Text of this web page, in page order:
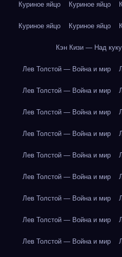
Куриное яйцо Куриное яйцо
Куриное яйцо Куриное яйцо
Кэн Кизи — Над
Лев Толстой — Война и мир
Лев Толстой — Война и мир
Лев Толстой — Война и мир
Лев Толстой — Война и мир
Лев Толстой — Война и мир
Лев Толстой — Война и мир
Лев Толстой — Война и мир
Лев Толстой — Война и мир
Лев Толстой — Война и мир